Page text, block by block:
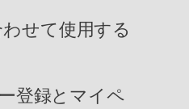
せて使用する
登録とマイペ